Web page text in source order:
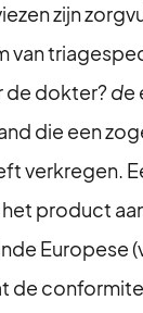
zijn
van
de dokter?de
die een
verkregen.
product
Europese
de